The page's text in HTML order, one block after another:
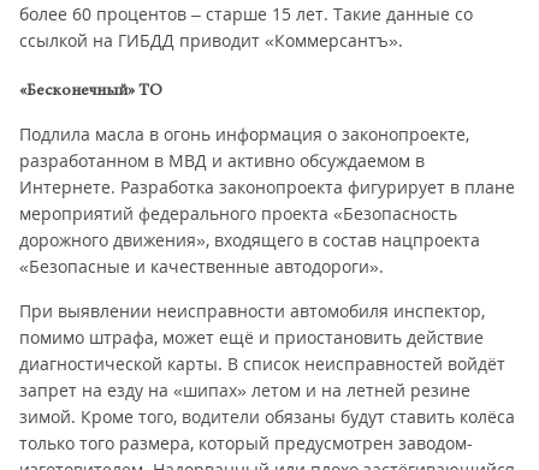
более 60 процентов – старше 15 лет. Такие данные со
ссылкой на ГИБДД приводит «Коммерсантъ».
«Бесконечный» ТО
Подлила масла в огонь информация о законопроекте,
разработанном в МВД и активно обсуждаемом в
Интернете. Разработка законопроекта фигурирует в плане
мероприятий федерального проекта «Безопасность
дорожного движения», входящего в состав нацпроекта
«Безопасные и качественные автодороги».
При выявлении неисправности автомобиля инспектор,
помимо штрафа, может ещё и приостановить действие
диагностической карты. В список неисправностей войдёт
запрет на езду на «шипах» летом и на летней резине
зимой. Кроме того, водители обязаны будут ставить колёса
только того размера, который предусмотрен заводом-